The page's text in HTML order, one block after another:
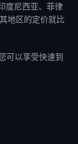
度尼西亚、菲律
地区的定价就比
可以享受快速到